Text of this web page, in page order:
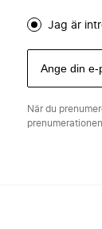
Jag är
När du